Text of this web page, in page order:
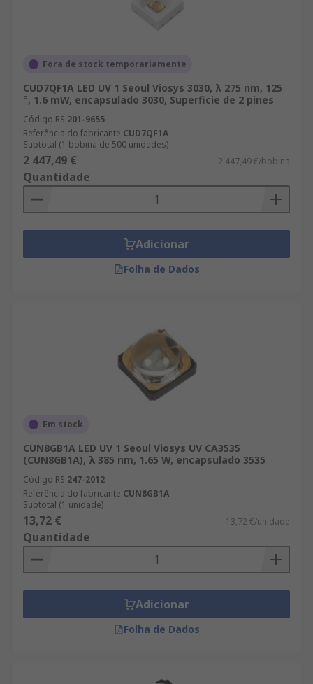
Fora de stock temporariamente
CUD7QF1A LED UV 1 Seoul Viosys 3030, λ 275 nm, 125
°, 1.6 mW, encapsulado 3030, Superficie de 2 pines
Código RS 201-9655
Referência do fabricante CUD7QF1A
Subtotal (1 bobina de 500 unidades)
2 447,49 € 2 447,49 €/bobina
Quantidade
Adicionar
Folha de Dados
Em stock
CUN8GB1A LED UV 1 Seoul Viosys UV CA3535
(CUN8GB1A), λ 385 nm, 1.65 W, encapsulado 3535
Código RS 247-2012
Referência do fabricante CUN8GB1A
Subtotal (1 unidade)
13,72 € 13,72 €/unidade
Quantidade
Adicionar
Folha de Dados